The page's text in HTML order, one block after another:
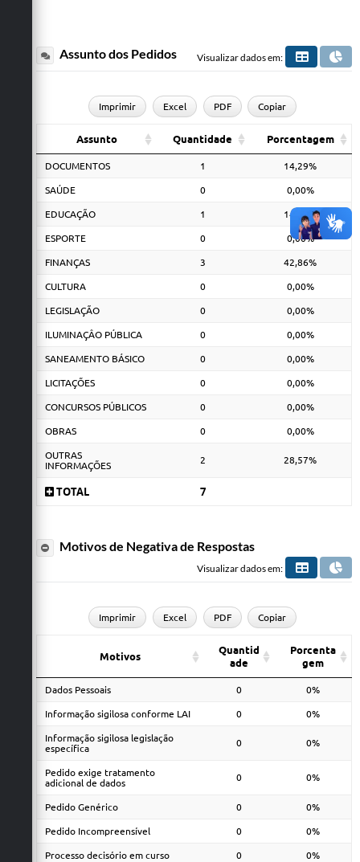
Assunto dos Pedidos Visualizar dados em:
Imprimir Excel PDF Copiar
Assunto Quantidade Porcentagem
DOCUMENTOS 1 14,29%
SAÚDE 0 0,00%
EDUCAÇÃO 1 14,29%
ESPORTE 0 0,00%
FINANÇAS 3 42,86%
CULTURA 0 0,00%
LEGISLAÇÃO 0 0,00%
ILUMINAÇÂO PÚBLICA 0 0,00%
SANEAMENTO BÁSICO 0 0,00%
LICITAÇÕES 0 0,00%
CONCURSOS PÚBLICOS 0 0,00%
OBRAS 0 0,00%
OUTRAS
INFORMAÇÕES
2 28,57%
TOTAL 7
Motivos de Negativa de Respostas
Visualizar dados em:
Imprimir Excel PDF Copiar
Motivos
Quantid
ade
Porcenta
gem
Dados Pessoais 0 0%
Informação sigilosa conforme LAI 0 0%
Informação sigilosa legislação
específica
0 0%
Pedido exige tratamento
adicional de dados
0 0%
Pedido Genérico 0 0%
Pedido Incompreensível 0 0%
Processo decisório em curso 0 0%